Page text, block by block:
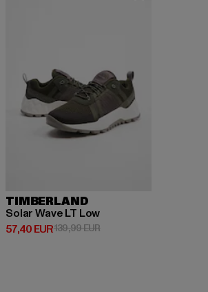
TIMBERLAND
Solar Wave LT Low
57,40 EUR
Derzeitiger Preis: 57,40 EUR
139,99 EURAktionspreis: 139,99 EUR